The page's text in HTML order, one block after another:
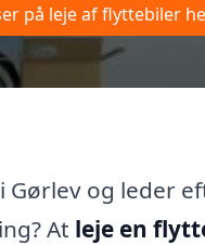
på leje af flyttebiler
Gørlev og leder
At leje en